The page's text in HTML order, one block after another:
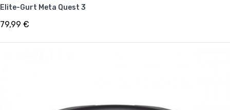
Elite-Gurt Meta Quest 3
79,99 €